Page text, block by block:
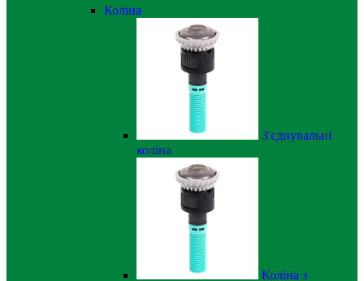
Коліна
З'єднувальні
коліна
Коліна з